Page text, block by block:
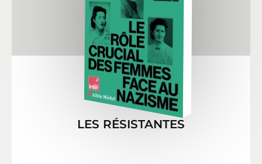
LES RÉSISTANTES